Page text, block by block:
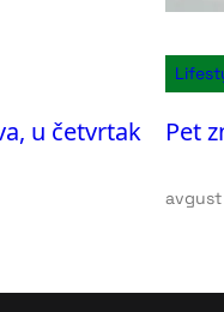
u četvrtak
Pet